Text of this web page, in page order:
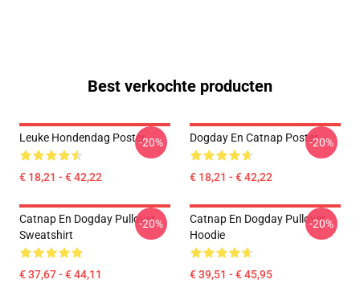
Best verkochte producten
Leuke Hondendag Poster
€ 18,21 - € 42,22
-20% Dogday En Catnap Poster
€ 18,21 - € 42,22
-20%
Catnap En Dogday Pullover
Sweatshirt
€ 37,67 - € 44,11
-20%
Catnap En Dogday Pullover
Hoodie
€ 39,51 - € 45,95
-20%